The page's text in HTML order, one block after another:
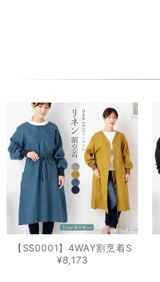
【SS0001】4WAY割烹着S
¥8,173